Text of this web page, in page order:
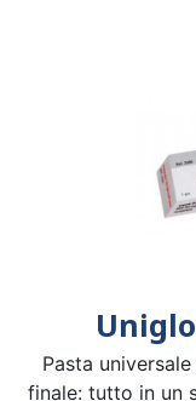
Pasta
finale: tutto in un